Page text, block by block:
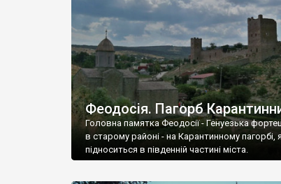
Феодосія. Пагорб
Головна памятка Феодосії - Генуезька
в старому районі - на Карантинному пагорбі,
підноситься в південній частині міста.